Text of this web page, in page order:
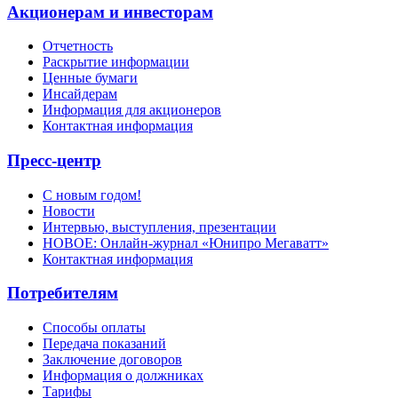
Акционерам и инвесторам
Отчетность
Раскрытие информации
Ценные бумаги
Инсайдерам
Информация для акционеров
Контактная информация
Пресс-центр
С новым годом!
Новости
Интервью, выступления, презентации
НОВОЕ: Онлайн-журнал «Юнипро Мегаватт»
Контактная информация
Потребителям
Способы оплаты
Передача показаний
Заключение договоров
Информация о должниках
Тарифы